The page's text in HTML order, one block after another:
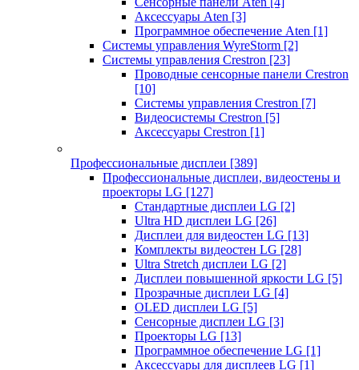
Аксессуары Aten [3]
Программное обеспечение Aten [1]
Системы управления WyreStorm [2]
Системы управления Crestron [23]
Проводные сенсорные панели Crestron
[10]
Системы управления Crestron [7]
Видеосистемы Crestron [5]
Аксессуары Crestron [1]
Профессиональные дисплеи [389]
Профессиональные дисплеи, видеостены и
проекторы LG [127]
Стандартные дисплеи LG [2]
Ultra HD дисплеи LG [26]
Дисплеи для видеостен LG [13]
Комплекты видеостен LG [28]
Ultra Stretch дисплеи LG [2]
Дисплеи повышенной яркости LG [5]
Прозрачные дисплеи LG [4]
OLED дисплеи LG [5]
Сенсорные дисплеи LG [3]
Проекторы LG [13]
Программное обеспечение LG [1]
Аксессуары для дисплеев LG [1]